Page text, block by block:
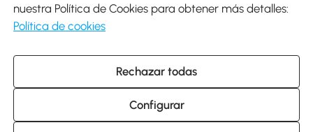
Google Play
931 29 45 12 (L-V de 8:30 a 17:30h)
atencioncliente@aosom.es
C/ Roc Gros, nº 15. 08550 Els Hostalets de Balenyà (Barcelona),
España
nuestra Política de Cookies para obtener más detalles:
Política de cookies
Rechazar todas
Configurar